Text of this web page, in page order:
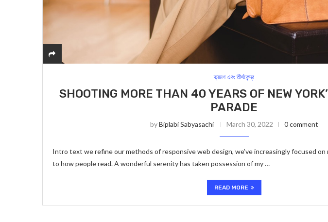
ভ্রমণ এবং তীর্থকেন্দ্র
SHOOTING MORE THAN 40 YEARS OF NEW
PARADE
byBiplabi Sabyasachi March 30, 2022 0 comment
Intro text we refine our methods of responsive web design, we’ve increasingly focused
to how people read. A wonderful serenity has taken possession of my …
READ MORE